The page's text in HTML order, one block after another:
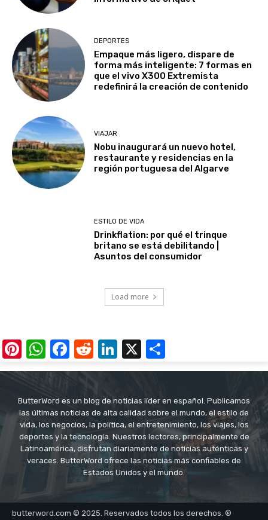
DEPORTES
Empaque más ligero, dispare de
forma más inteligente: 7 formas en
que el vivo X300 Extremista
redefinirá la creación de contenido
VIAJAR
Nobu inaugurará un nuevo hotel,
restaurante y residencias en la
región portuguesa del Algarve
ESTILO DE VIDA
Drinkflation: por qué el trinque
britano se está debilitando |
Asuntos del consumidor
Load more
Pinterest
WhatsApp
Facebook
RedditLinkedIn
X
ButterWord es un blog de noticias líder en español. Publicamos
las últimas noticias de alta calidad sobre el mundo, el estilo de
vida, los negocios, la política, el entretenimiento, los viajes, los
deportes y la tecnología. Nuestros lectores, principalmente de
Latinoamérica, disfrutan diariamente de noticias auténticas y
veraces. ButterWord ofrece las noticias más confiables de
Estados Unidos y el mundo.
butterword.com © 2025. Reservados todos los derechos. ®